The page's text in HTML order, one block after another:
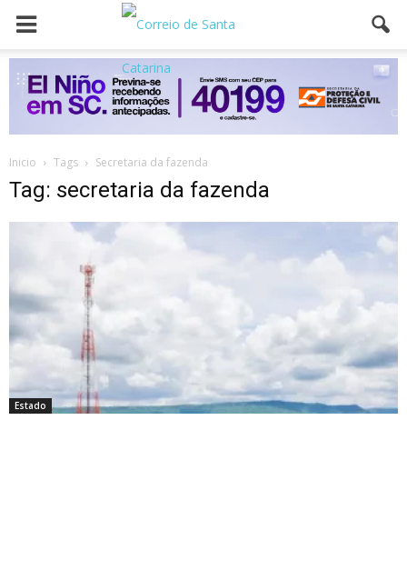
Inicio Tags Secretaria da fazenda
Tag: secretaria da fazenda
Estado